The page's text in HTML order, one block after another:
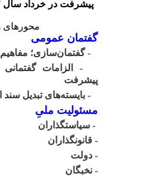
پیشرفت در خرداد سال ۱۴۰۲ برگزار می شود
محورهای
گفتمان عمومی
- گفتمان‌سازی؛
- الزامات گفتمانی
پیشرفت
- بایسته‌های تبدیل سند
مسئولیت ملیِ
- سیاستگذاران
- قانونگذاران
- دولت
- نخبگان